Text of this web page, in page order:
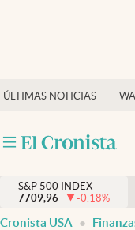
ÚLTIMAS NOTICIAS
Finanzas y economía
Inmigración
Trending
S&P 500 INDEX
7709,96
-0.18%
Cronista USA